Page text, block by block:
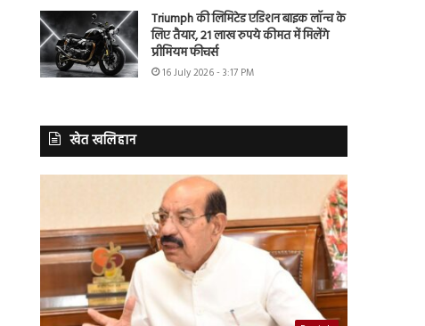
Triumph की लिमिटेड एडिशन बाइक लॉन्च के
लिए तैयार, 21 लाख रुपये कीमत में मिलेंगे
प्रीमियम फीचर्स
16 July 2026 - 3:17 PM
खेत खलिहान